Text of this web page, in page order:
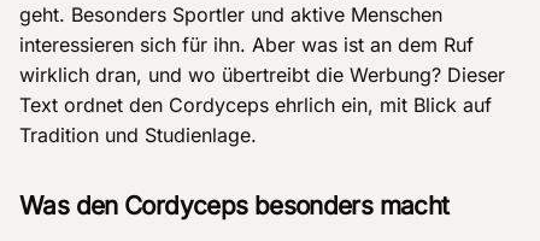
geht. Besonders Sportler und aktive Menschen
interessieren sich für ihn. Aber was ist an dem Ruf
wirklich dran, und wo übertreibt die Werbung? Dieser
Text ordnet den Cordyceps ehrlich ein, mit Blick auf
Tradition und Studienlage.
Was den Cordyceps besonders macht